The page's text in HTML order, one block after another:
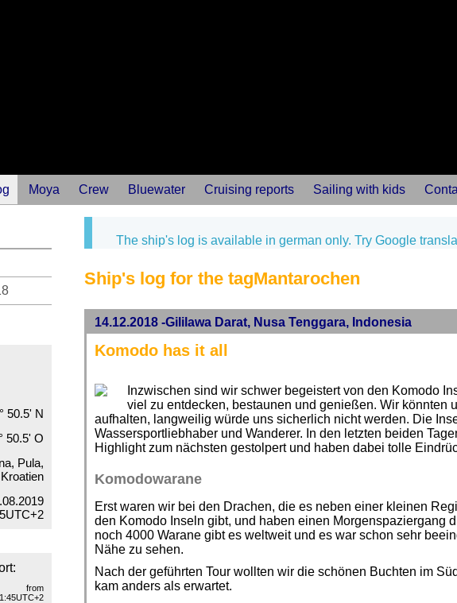
Moya Crew Bluewater Cruising reports Sailing with kids
50.5' N
50.5' O
Pula,
Kroatien
from
The ship's log is available in german only. Try Google
Ship's log for the tagMantarochen
14.12.2018 -Gililawa Darat, Nusa Tenggara, Indonesia
Komodo has it all
Inzwischen sind wir schwer begeistert von den Komodo
viel zu entdecken, bestaunen und genießen. Wir könnten
aufhalten, langweilig würde uns sicherlich nicht werden. Die
Wassersportliebhaber und Wanderer. In den letzten beiden
Highlight zum nächsten gestolpert und haben dabei tolle
Komodowarane
Erst waren wir bei den Drachen, die es neben einer kleinen
den Komodo Inseln gibt, und haben einen Morgenspaziergang
noch 4000 Warane gibt es weltweit und es war schon sehr
Nähe zu sehen.
Nach der geführten Tour wollten wir die schönen Buchten im
kam anders als erwartet.